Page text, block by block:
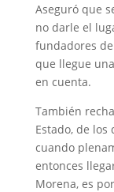
Aseguró que
no darle el
fundadores
que llegue
en cuenta.
También
Estado, de
cuando
entonces
Morena, es